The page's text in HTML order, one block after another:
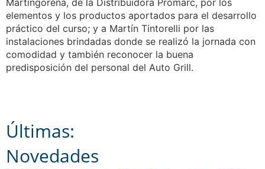
elementos y los productos aportados para el desarrollo
práctico del curso; y a Martín Tintorelli por las
instalaciones brindadas donde se realizó la jornada con
comodidad y también reconocer la buena
predisposición del personal del Auto Grill.
Últimas:
Novedades